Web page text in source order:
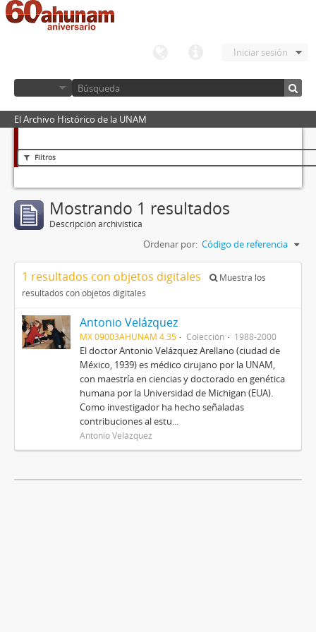
Iniciar sesión
El Archivo Histórico de la UNAM
Filtros
Mostrando 1 resultados
Descripción archivística
Ordenar por: Código de referencia
1 resultados con objetos digitales
Muestra los
resultados con objetos digitales
Antonio Velázquez
MX 09003AHUNAM 4.35 Colección 1988-2000
El doctor Antonio Velázquez Arellano (ciudad de
México, 1939) es médico cirujano por la UNAM,
con maestría en ciencias y doctorado en genética
humana por la Universidad de Michigan (EUA).
Como investigador ha hecho señaladas
contribuciones al estu...
Antonio Velázquez